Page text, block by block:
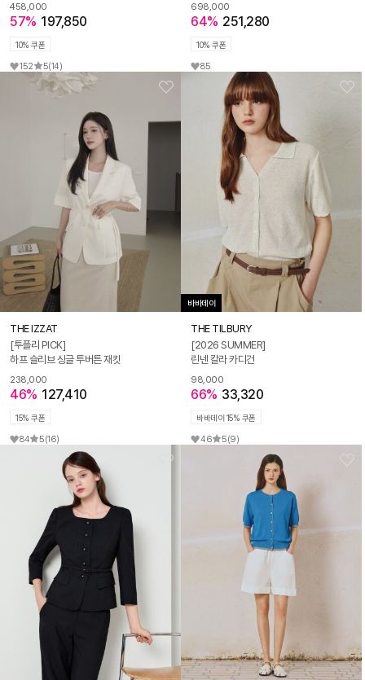
458,000
57% 197,850
10% 쿠폰
152 5(14)
698,000
64% 251,280
10% 쿠폰
85
THE IZZAT
[투플리 PICK]
하프 슬리브 싱글 투버튼 재킷
238,000
46% 127,410
15% 쿠폰
84 5(16)
바바데이
THE TILBURY
[2026 SUMMER]
린넨 칼라 카디건
98,000
66% 33,320
바바데이 15% 쿠폰
46 5(9)